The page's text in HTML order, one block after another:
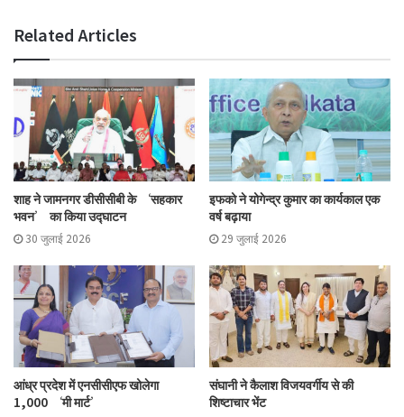
Related Articles
शाह ने जामनगर डीसीसीबी के ‘सहकार
भवन’ का किया उद्घाटन
30 जुलाई 2026
इफको ने योगेन्द्र कुमार का कार्यकाल एक
वर्ष बढ़ाया
29 जुलाई 2026
आंध्र प्रदेश में एनसीसीएफ खोलेगा
1,000 ‘मी मार्ट’
संघानी ने कैलाश विजयवर्गीय से की
शिष्टाचार भेंट